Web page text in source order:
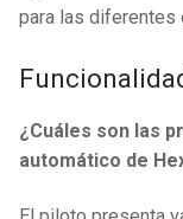
para las diferentes
¿Cuáles son las
automático de